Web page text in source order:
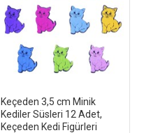
Keçeden 3,5 cm Minik
Kediler Süsleri 12 Adet,
Keçeden Kedi Figürleri